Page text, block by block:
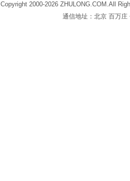
Copyright 2000-2026 ZHULONG.COM.All
通信地址：北京 百万